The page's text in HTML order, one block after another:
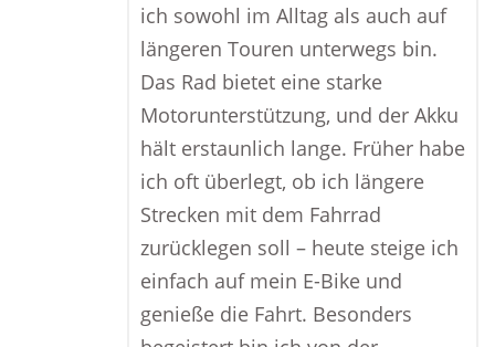
ich sowohl im Alltag als auch auf
längeren Touren unterwegs bin.
Das Rad bietet eine starke
Motorunterstützung, und der Akku
hält erstaunlich lange. Früher habe
ich oft überlegt, ob ich längere
Strecken mit dem Fahrrad
zurücklegen soll – heute steige ich
einfach auf mein E-Bike und
genieße die Fahrt. Besonders